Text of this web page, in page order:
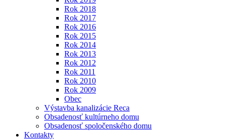
Rok 2018
Rok 2017
Rok 2016
Rok 2015
Rok 2014
Rok 2013
Rok 2012
Rok 2011
Rok 2010
Rok 2009
Obec
Výstavba kanalizácie Reca
Obsadenosť kultúrneho domu
Obsadenosť spoločenského domu
Kontakty